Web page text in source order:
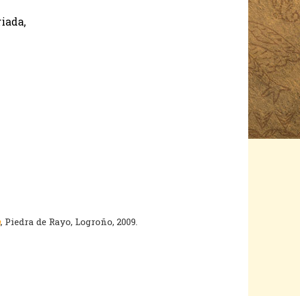
, Piedra de Rayo, Logroño, 2009.